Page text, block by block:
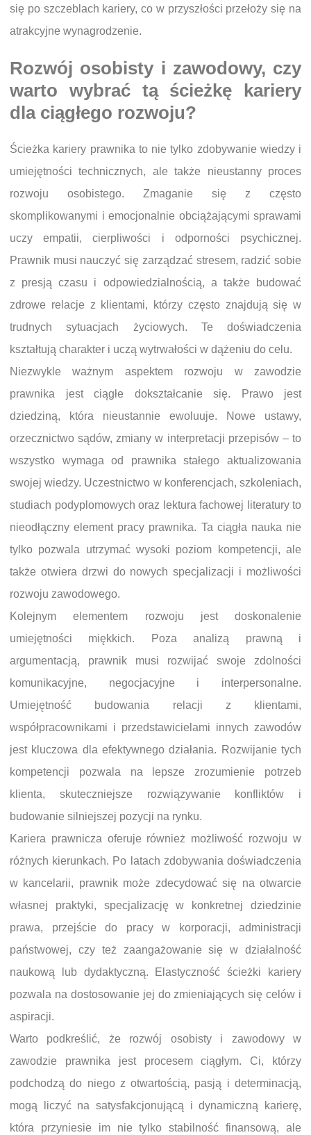
się po szczeblach kariery, co w przyszłości przełoży się na
atrakcyjne wynagrodzenie.
Rozwój osobisty i zawodowy, czy
warto wybrać tą ścieżkę kariery
dla ciągłego rozwoju?
Ścieżka kariery prawnika to nie tylko zdobywanie wiedzy i
umiejętności technicznych, ale także nieustanny proces
rozwoju osobistego. Zmaganie się z często
skomplikowanymi i emocjonalnie obciążającymi sprawami
uczy empatii, cierpliwości i odporności psychicznej.
Prawnik musi nauczyć się zarządzać stresem, radzić sobie
z presją czasu i odpowiedzialnością, a także budować
zdrowe relacje z klientami, którzy często znajdują się w
trudnych sytuacjach życiowych. Te doświadczenia
kształtują charakter i uczą wytrwałości w dążeniu do celu.
Niezwykle ważnym aspektem rozwoju w zawodzie
prawnika jest ciągłe dokształcanie się. Prawo jest
dziedziną, która nieustannie ewoluuje. Nowe ustawy,
orzecznictwo sądów, zmiany w interpretacji przepisów – to
wszystko wymaga od prawnika stałego aktualizowania
swojej wiedzy. Uczestnictwo w konferencjach, szkoleniach,
studiach podyplomowych oraz lektura fachowej literatury to
nieodłączny element pracy prawnika. Ta ciągła nauka nie
tylko pozwala utrzymać wysoki poziom kompetencji, ale
także otwiera drzwi do nowych specjalizacji i możliwości
rozwoju zawodowego.
Kolejnym elementem rozwoju jest doskonalenie
umiejętności miękkich. Poza analizą prawną i
argumentacją, prawnik musi rozwijać swoje zdolności
komunikacyjne, negocjacyjne i interpersonalne.
Umiejętność budowania relacji z klientami,
współpracownikami i przedstawicielami innych zawodów
jest kluczowa dla efektywnego działania. Rozwijanie tych
kompetencji pozwala na lepsze zrozumienie potrzeb
klienta, skuteczniejsze rozwiązywanie konfliktów i
budowanie silniejszej pozycji na rynku.
Kariera prawnicza oferuje również możliwość rozwoju w
różnych kierunkach. Po latach zdobywania doświadczenia
w kancelarii, prawnik może zdecydować się na otwarcie
własnej praktyki, specjalizację w konkretnej dziedzinie
prawa, przejście do pracy w korporacji, administracji
państwowej, czy też zaangażowanie się w działalność
naukową lub dydaktyczną. Elastyczność ścieżki kariery
pozwala na dostosowanie jej do zmieniających się celów i
aspiracji.
Warto podkreślić, że rozwój osobisty i zawodowy w
zawodzie prawnika jest procesem ciągłym. Ci, którzy
podchodzą do niego z otwartością, pasją i determinacją,
mogą liczyć na satysfakcjonującą i dynamiczną karierę,
która przyniesie im nie tylko stabilność finansową, ale